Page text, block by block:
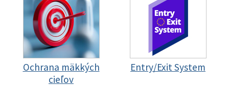
Ochrana mäkkých
cieľov
Entry/Exit System